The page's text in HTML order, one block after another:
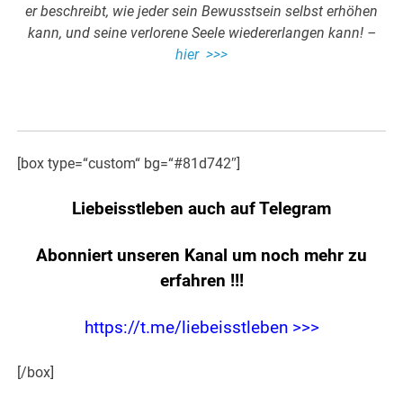
er beschreibt, wie jeder sein Bewusstsein selbst erhöhen
kann, und seine verlorene Seele wiedererlangen kann! –
hier >>>
[box type=“custom“ bg=“#81d742″]
Liebeisstleben auch auf Telegram
Abonniert unseren Kanal um noch mehr zu
erfahren !!!
https://t.me/liebeisstleben >>>
[/box]